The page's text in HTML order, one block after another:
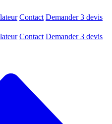
Contact Demander 3 devis
Contact Demander 3 devis